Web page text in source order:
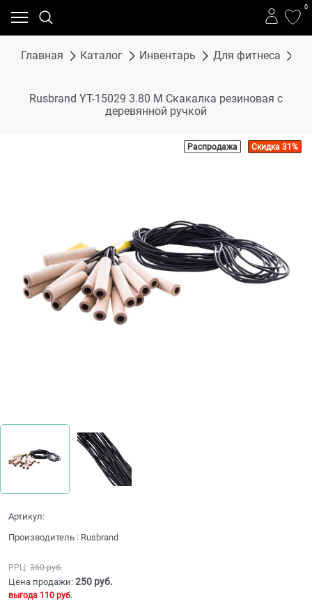
0
Главная Каталог Инвентарь Для фитнеса
Rusbrand YT-15029 3.80 М Скакалка резиновая с
деревянной ручкой
Распродажа Скидка 31%
Артикул:
Производитель : Rusbrand
РРЦ: 360 руб.
Цена продажи: 250 руб.
выгода 110 руб.